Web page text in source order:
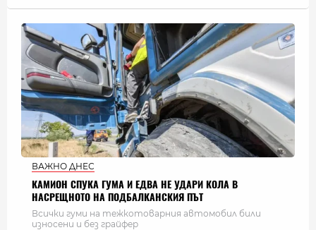
ВАЖНО ДНЕС
КАМИОН СПУКА ГУМА И ЕДВА НЕ УДАРИ КОЛА В
НАСРЕЩНОТО НА ПОДБАЛКАНСКИЯ ПЪТ
Всички гуми на тежкотоварния автомобил били
износени и без грайфер